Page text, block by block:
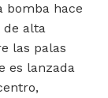
bomba hace
de alta
las palas
es lanzada